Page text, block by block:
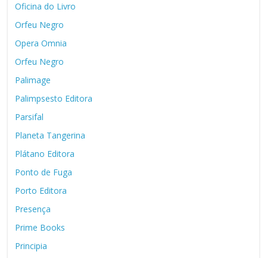
Oficina do Livro
Orfeu Negro
Opera Omnia
Orfeu Negro
Palimage
Palimpsesto Editora
Parsifal
Planeta Tangerina
Plátano Editora
Ponto de Fuga
Porto Editora
Presença
Prime Books
Principia